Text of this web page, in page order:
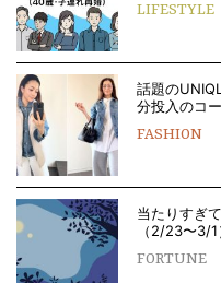
LIFESTYLE
話題の
分投入のコ
FASHION
当たりすぎ
（2/23〜3/
FORTUNE